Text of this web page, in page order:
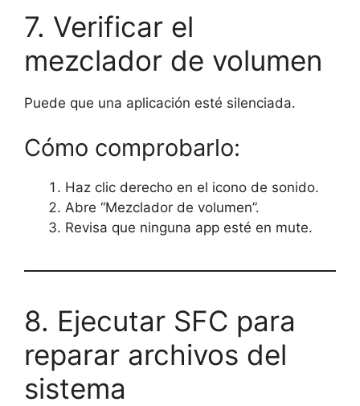
7. Verificar el
mezclador de volumen
Puede que una aplicación esté silenciada.
Cómo comprobarlo:
Haz clic derecho en el icono de sonido.
Abre “Mezclador de volumen”.
Revisa que ninguna app esté en mute.
8. Ejecutar SFC para
reparar archivos del
sistema